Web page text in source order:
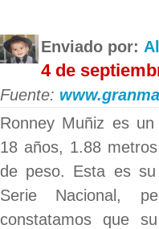
Enviado por:
4 de
Fuente:
Ronney Muñiz es
18 años, 1.88
de peso. Esta es
Serie Nacional,
constatamos que